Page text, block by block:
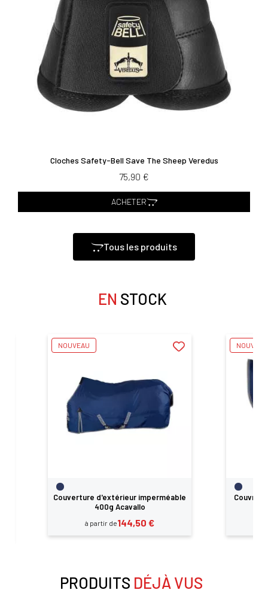
Cloches Safety-Bell Save The Sheep Veredus
75,90 €
ACHETER
Tous les produits
EN STOCK
Couverture d'extérieur imperméable
400g Acavallo
à partir de144,50 €
NOUVEAU
Couvre-
NOUVEAU
PRODUITS DÉJÀ VUS